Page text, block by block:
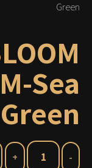
Green
Sea
Green